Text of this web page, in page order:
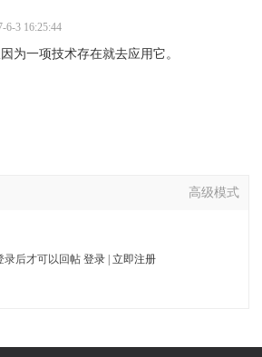
6-3 16:25:44
为一项技术存在就去应用它。
高级模式
录后才可以回帖登录 |立即注册